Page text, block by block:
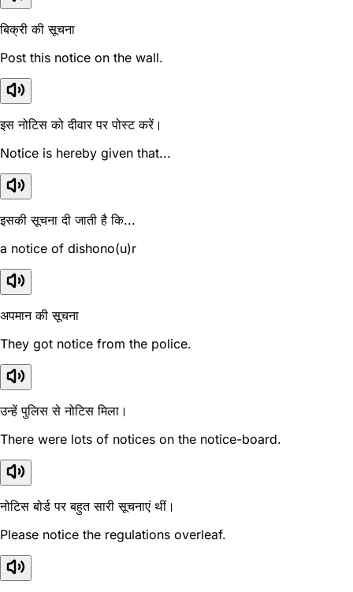
बिक्री की सूचना
Post this notice on the wall.
इस नोटिस को दीवार पर पोस्ट करें।
Notice is hereby given that...
इसकी सूचना दी जाती है कि...
a notice of dishono(u)r
अपमान की सूचना
They got notice from the police.
उन्हें पुलिस से नोटिस मिला।
There were lots of notices on the notice-board.
नोटिस बोर्ड पर बहुत सारी सूचनाएं थीं।
Please notice the regulations overleaf.